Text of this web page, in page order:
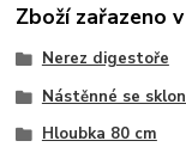
Zboží zařazeno
Nerez digestoře
Nástěnné se
Hloubka 80 cm